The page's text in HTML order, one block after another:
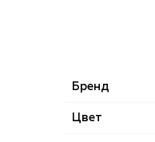
Бренд
Цвет